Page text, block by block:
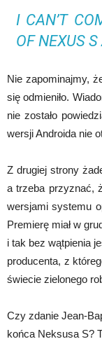
I CAN’T
OF NEXUS S
Nie zapominajmy,
się odmieniło.
nie zostało
wersji Androida nie
Z drugiej strony
a trzeba przyznać,
wersjami systemu
Premierę miał w
i tak bez wątpienia
producenta, z
świecie zielonego
Czy zdanie Jean-
końca Neksusa S?